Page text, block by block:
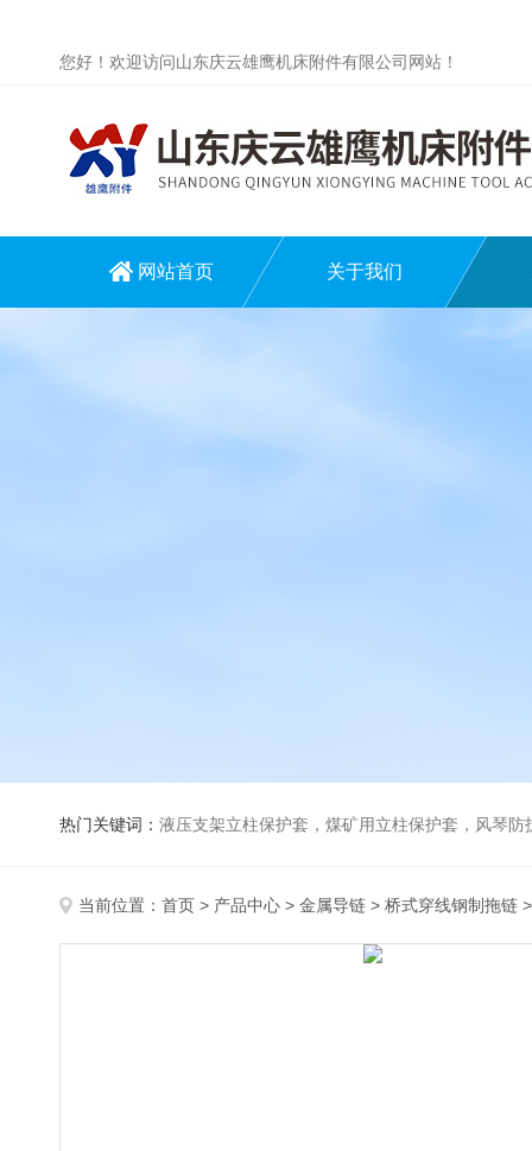
您好！欢迎访问山东庆云雄鹰机床附件有限公司网站！
网站首页 关于我们
热门关键词： 液压支架立柱保护套，煤矿用立柱保护套，风琴
当前位置： 首页 > 产品中心 > 金属导链 > 桥式穿线钢制拖链